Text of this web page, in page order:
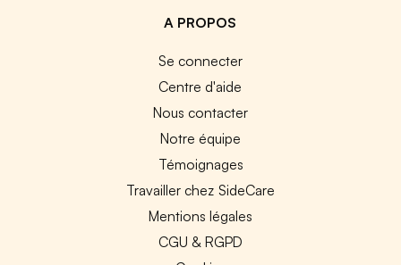
A PROPOS
Se connecter
Centre d'aide
Nous contacter
Notre équipe
Témoignages
Travailler chez SideCare
Mentions légales
CGU & RGPD